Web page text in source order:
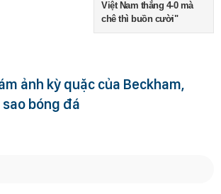
Việt Nam thắng 4-0 mà
chê thì buồn cười"
ảnh kỳ quặc của Beckham,
bóng đá